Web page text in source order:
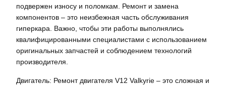
подвержен износу и поломкам. Ремонт и замена
компонентов – это неизбежная часть обслуживания
гиперкара. Важно, чтобы эти работы выполнялись
квалифицированными специалистами с использованием
оригинальных запчастей и соблюдением технологий
производителя.
Двигатель: Ремонт двигателя V12 Valkyrie – это сложная и